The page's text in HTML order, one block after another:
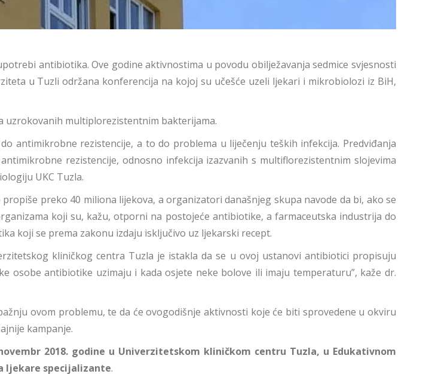
antibiotika. Ove godine aktivnostima u povodu obilježavanja sedmice svjesnosti
u Tuzli održana konferencija na kojoj su učešće uzeli ljekari i mikrobiolozi iz BiH,
uzrokovanih multiplorezistentnim bakterijama.
antimikrobne rezistencije, a to do problema u liječenju teških infekcija. Predviđanja
rezistencije, odnosno infekcija izazvanih s multiflorezistentnim slojevima
UKC Tuzla.
preko 40 miliona lijekova, a organizatori današnjeg skupa navode da bi, ako se
koji su, kažu, otporni na postojeće antibiotike, a farmaceutska industrija do
koji se prema zakonu izdaju isključivo uz ljekarski recept.
kliničkog centra Tuzla je istakla da se u ovoj ustanovi antibiotici propisuju
osobe antibiotike uzimaju i kada osjete neke bolove ili imaju temperaturu”, kaže dr.
ovom problemu, te da će ovogodišnje aktivnosti koje će biti sprovedene u okviru
kampanje.
2018. godine u Univerzitetskom kliničkom centru Tuzla, u Edukativnom
ljekare specijalizante.